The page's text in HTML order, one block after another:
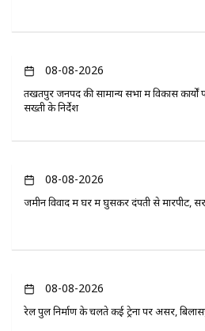
08-08-2026
तखतपुर जनपद की सामान्य सभा में विकास कार्यों
सख्ती के निर्देश
08-08-2026
जमीन विवाद में घर में घुसकर दंपती से मारपीट,
08-08-2026
रेल पुल निर्माण के चलते कई ट्रेनों पर असर,